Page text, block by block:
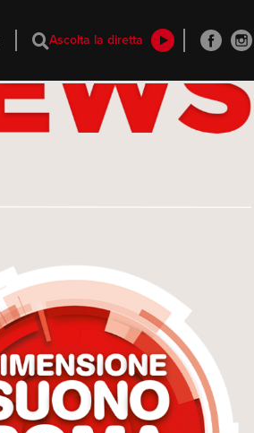
Ascolta la diretta